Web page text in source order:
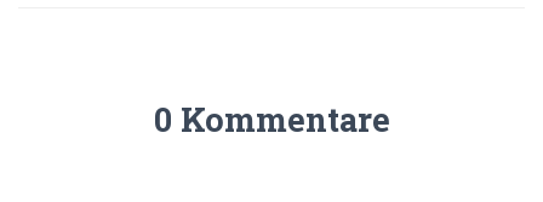
0 Kommentare